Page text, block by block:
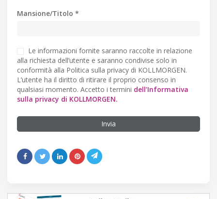
Mansione/Titolo *
Le informazioni fornite saranno raccolte in relazione
alla richiesta dell’utente e saranno condivise solo in
conformità alla Politica sulla privacy di KOLLMORGEN.
L’utente ha il diritto di ritirare il proprio consenso in
qualsiasi momento. Accetto i termini dell’Informativa
sulla privacy di KOLLMORGEN.
Invia